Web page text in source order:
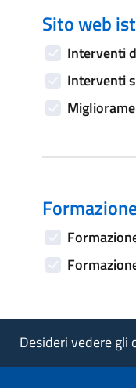
Sito web
Interventi
Interventi
Desideri vedere gli